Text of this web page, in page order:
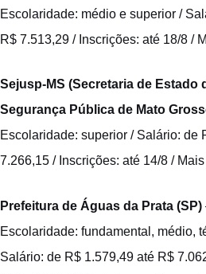
Escolaridade: médio e superior /
R$ 7.513,29 / Inscrições: até 18/8 /
Sejusp-MS (Secretaria de Estado
Segurança Pública de Mato
Escolaridade: superior / Salário: de
7.266,15 / Inscrições: até 14/8 /
Prefeitura de Águas da Prata (SP)
Escolaridade: fundamental, médio,
Salário: de R$ 1.579,49 até R$